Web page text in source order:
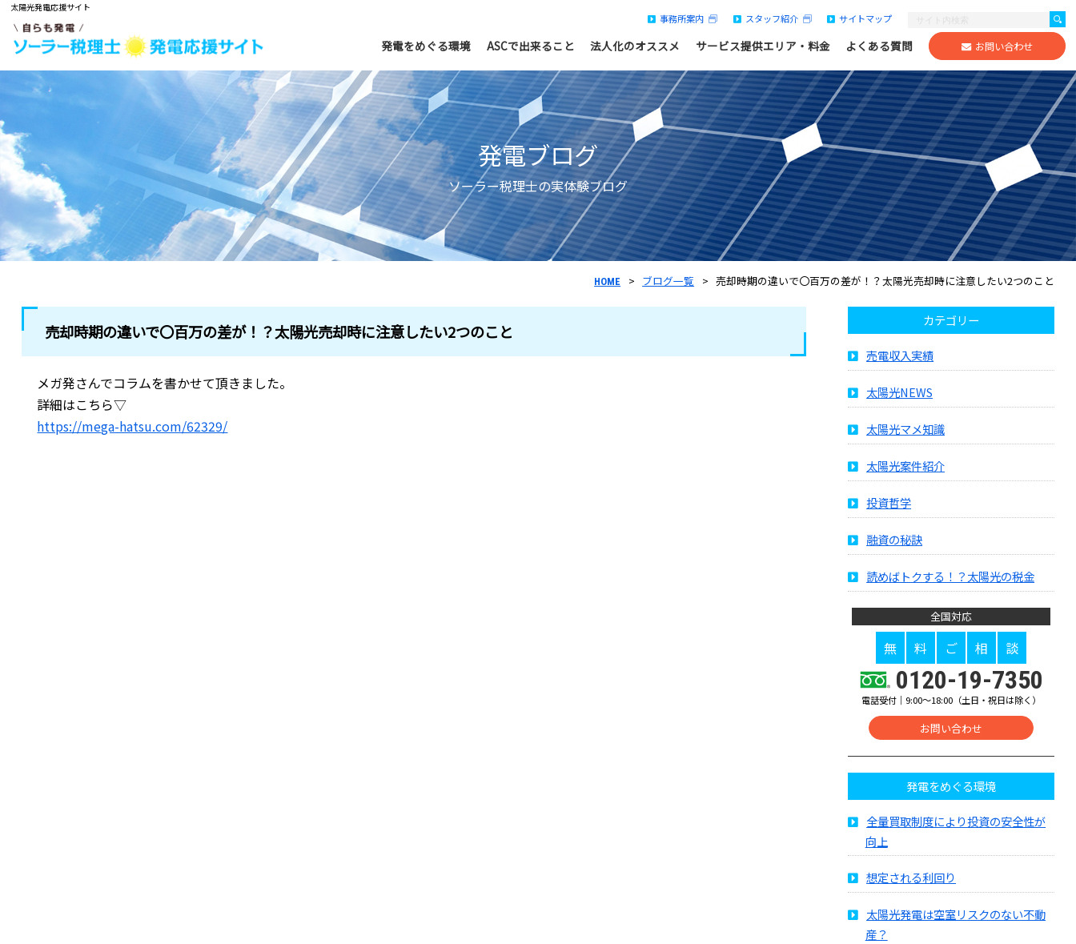
太陽光発電応援サイト
事務所案内 スタッフ紹介 サイトマップ
発電をめぐる環境 ASCで出来ること 法人化のオススメ サービス提供エリア・料金 よくある質問 お問い合わせ
発電ブログ
ソーラー税理士の実体験ブログ
HOME ブログ一覧 売却時期の違いで〇百万の差が！？太陽光売却時に注意したい2つのこと
売却時期の違いで〇百万の差が！？太陽光売却時に注意したい2つのこと
メガ発さんでコラムを書かせて頂きました。
詳細はこちら▽
https://mega-hatsu.com/62329/
カテゴリー
売電収入実績
太陽光NEWS
太陽光マメ知識
太陽光案件紹介
投資哲学
融資の秘訣
読めばトクする！？太陽光の税金
全国対応
無 料 ご 相 談
0120-19-7350
電話受付｜9:00～18:00（土日・祝日は除く）
お問い合わせ
発電をめぐる環境
全量買取制度により投資の安全性が
向上
想定される利回り
太陽光発電は空室リスクのない不動
産？